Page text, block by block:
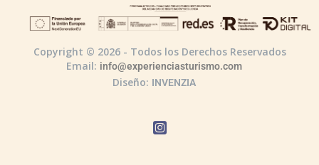
Copyright © 2026 - Todos los Derechos Reservados
Email: info@experienciasturismo.com
Diseño: INVENZIA